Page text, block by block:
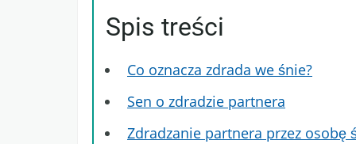
Spis treści
Co oznacza zdrada we śnie?
Sen o zdradzie partnera
Zdradzanie partnera przez osobę